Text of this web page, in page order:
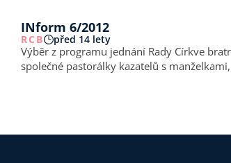
INform 6/2012
RCB před 14 lety
Výběr z programu jednání Rady Církve bratrské 6/2012 (říjen 2012) Rada se alespoň jednou v kalendářním roce
společné pastorálky kazatelů s